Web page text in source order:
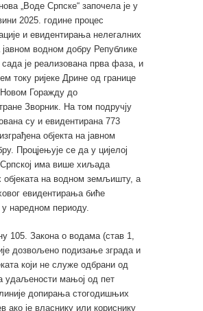
„Воде Српске“ започела је у
2025. године процес
и евидентирања нелегалних
јавном водном добру Републике
је реализована прва фаза, и
току ријеке Дрине од границе
Горажду до
Зворник. На том подручју
су и евидентирана 773
објекта на јавном
Процјењује се да у цијелој
има више хиљада
објеката на водном земљишту, а
евидентирања биће
наредном периоду.
105. Закона о водама (став 1,
дозвољено подизање зграда и
који не служе одбрани од
удаљености мањој од пет
допирања стогодишњих
ако је власнику или кориснику